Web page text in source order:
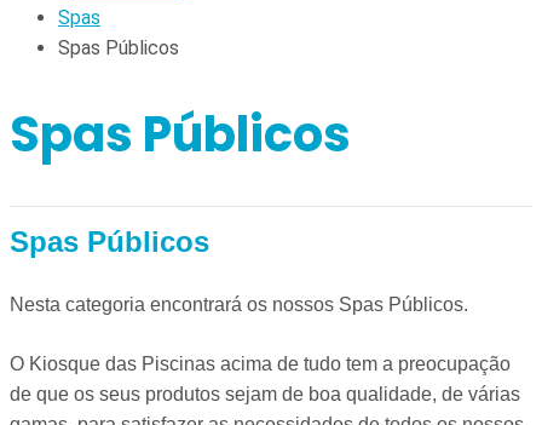
Spas
Spas Públicos
Spas Públicos
Spas Públicos
Nesta categoria encontrará os nossos Spas Públicos.
O Kiosque das Piscinas acima de tudo tem a preocupação
de que os seus produtos sejam de boa qualidade, de várias